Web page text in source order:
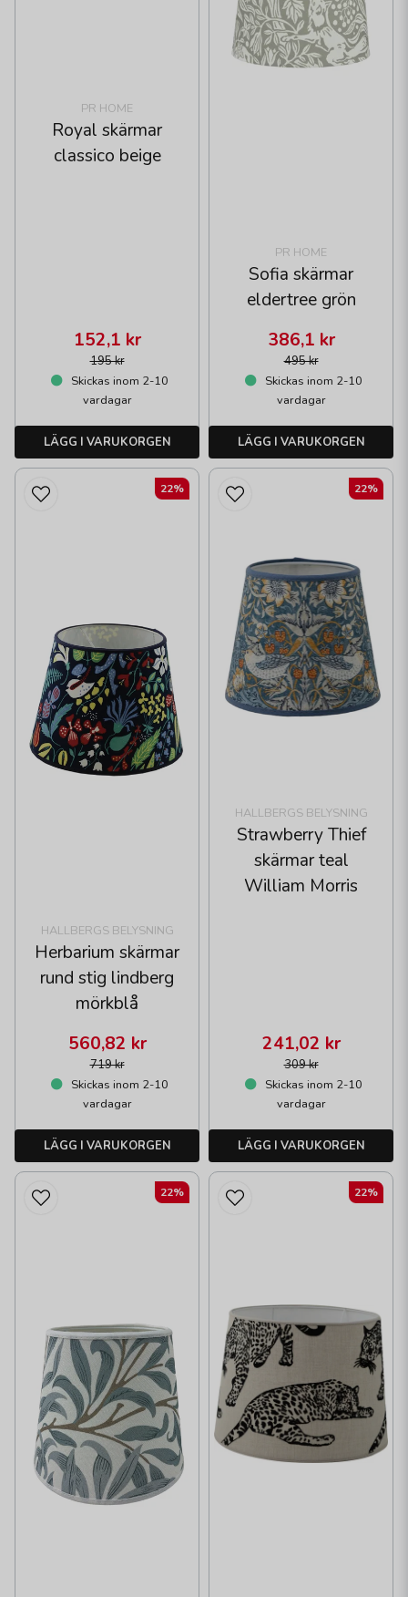
PR HOME
Royal skärmar
classico beige
195 kr
152,1 kr
Skickas inom 2-10
vardagar
LÄGG I VARUKORGEN
PR HOME
Sofia skärmar
eldertree grön
495 kr
386,1 kr
Skickas inom 2-10
vardagar
LÄGG I VARUKORGEN
HALLBERGS BELYSNING
Herbarium skärmar
rund stig lindberg
mörkblå
719 kr
560,82 kr
Skickas inom 2-10
vardagar
LÄGG I VARUKORGEN
22%
HALLBERGS BELYSNING
Strawberry Thief
skärmar teal
William Morris
309 kr
241,02 kr
Skickas inom 2-10
vardagar
LÄGG I VARUKORGEN
22%
22% 22%